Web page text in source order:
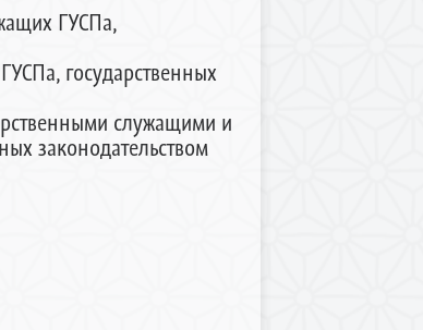
ГУСПа,
государственных
служащими и
законодательством